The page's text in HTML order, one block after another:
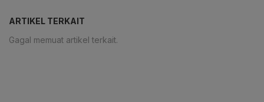
ARTIKEL TERKAIT
Gagal memuat artikel terkait.